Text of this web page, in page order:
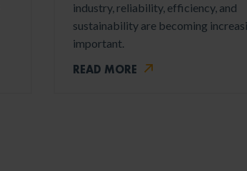
industry, reliability, efficiency, and
sustainability are becoming
important.
READ MORE